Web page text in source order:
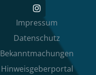
Impressum
Datenschutz
Bekanntmachungen
Hinweisgeberportal